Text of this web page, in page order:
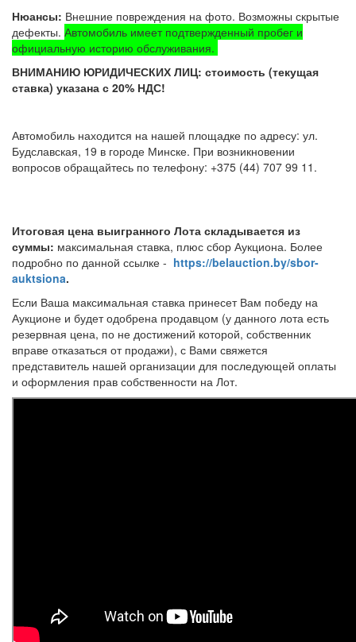
Нюансы: Внешние повреждения на фото. Возможны скрытые
дефекты. Автомобиль имеет подтвержденный пробег и
официальную историю обслуживания.
ВНИМАНИЮ ЮРИДИЧЕСКИХ ЛИЦ: стоимость (текущая
ставка) указана с 20% НДС!
Автомобиль находится на нашей площадке по адресу: ул.
Будславская, 19 в городе Минске. При возникновении
вопросов обращайтесь по телефону: +375 (44) 707 99 11.
Итоговая цена выигранного Лота складывается из
суммы: максимальная ставка, плюс сбор Аукциона. Более
подробно по данной ссылке - https://belauction.by/sbor-
auktsiona.
Если Ваша максимальная ставка принесет Вам победу на
Аукционе и будет одобрена продавцом (у данного лота есть
резервная цена, по не достижений которой, собственник
вправе отказаться от продажи), с Вами свяжется
представитель нашей организации для последующей оплаты
и оформления прав собственности на Лот.